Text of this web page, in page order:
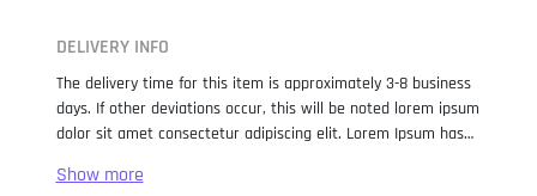
DELIVERY INFO
The delivery time for this item is approximately 3-8 business
days. If other deviations occur, this will be noted lorem ipsum
dolor sit amet consectetur adipiscing elit. Lorem Ipsum has
when an unknown printer took a galley of type and